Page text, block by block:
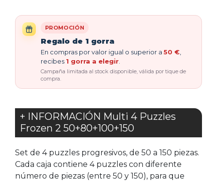
PROMOCIÓN
Regalo de 1 gorra
En compras por valor igual o superior a 50 €
recibes 1 gorra a elegir
Campaña limitada al stock disponible, válida por tique de
compra.
+ INFORMACIÓN Multi 4 Puzzles
Frozen 2 50+80+100+150
Set de 4 puzzles progresivos, de 50 a 150 piezas.
Cada caja contiene 4 puzzles con diferente
número de piezas (entre 50 y 150), para que